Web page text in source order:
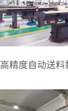
高精度自动送料